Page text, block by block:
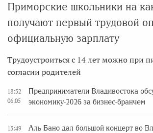
Приморские школьники на
получают первый трудовой
официальную зарплату
Трудоустроиться с 14 лет можно при
согласии родителей
18:52
06.05
Предприниматели Владивостока
экономику-2026 за бизнес-бранчем
15:49
Аль Бано дал большой концерт во